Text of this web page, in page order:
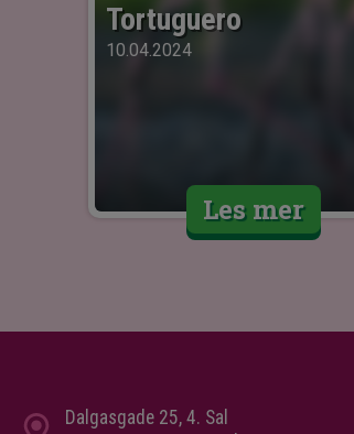
Tortuguero
10.04.2024
Les mer
Dalgasgade 25, 4. Sal